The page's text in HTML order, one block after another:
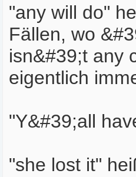
"any will do"
Fällen, wo
isn&#39;t any
eigentlich
"Y&#39;all
"she lost it"